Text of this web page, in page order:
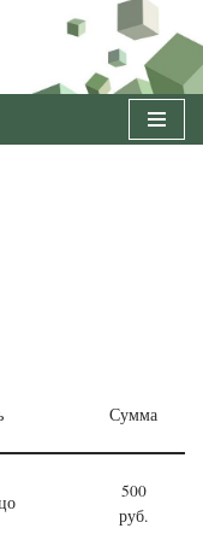
Сумма
500
руб.